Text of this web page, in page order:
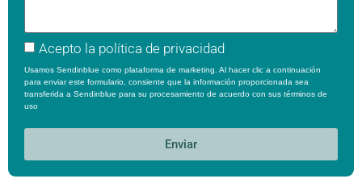
Acepto la política de privacidad
Usamos Sendinblue como plataforma de marketing. Al hacer clic a continuación
para enviar este formulario, consiente que la información proporcionada sea
transferida a Sendinblue para su procesamiento de acuerdo con sus términos de
uso
Enviar